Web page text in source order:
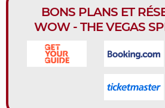
BONS PLANS ET
WOW - THE VEGAS